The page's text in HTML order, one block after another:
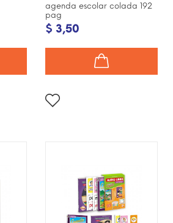
agenda escolar colada 192
pag
$ 3,50